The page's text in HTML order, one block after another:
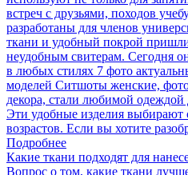
встреч с друзьями, походов
разработаны для членов
ткани и удобный покрой
неудобным свитерам. Сегодня
в любых стилях 7 фото
моделей Ситшоты женские,
декора, стали любимой
Эти удобные изделия
возрастов. Если вы хотите
Подробнее
Какие ткани подходят для
Вопрос о том, какие ткани